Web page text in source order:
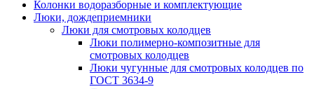
Колонки водоразборные и комплектующие
Люки, дождеприемники
Люки для смотровых колодцев
Люки полимерно-композитные для
смотровых колодцев
Люки чугунные для смотровых колодцев по
ГОСТ 3634-9